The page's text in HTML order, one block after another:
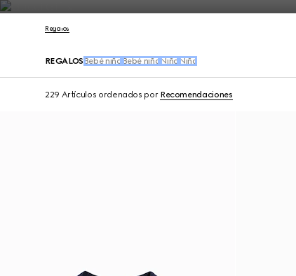
Póngase en contacto con nosotros
Regalos
REGALOS Bebé niño Bebé niña Niño Niña
229 Artículos ordenados por Recomendaciones